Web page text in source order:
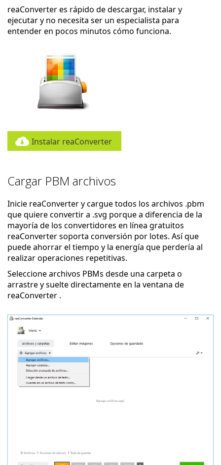
reaConverter es rápido de descargar, instalar y
ejecutar y no necesita ser un especialista para
entender en pocos minutos cómo funciona.
Instalar reaConverter
Cargar PBM archivos
Inicie reaConverter y cargue todos los archivos .pbm
que quiere convertir a .svg porque a diferencia de la
mayoría de los convertidores en línea gratuitos
reaConverter soporta conversión por lotes. Así que
puede ahorrar el tiempo y la energía que perdería al
realizar operaciones repetitivas.
Seleccione archivos PBMs desde una carpeta o
arrastre y suelte directamente en la ventana de
reaConverter .